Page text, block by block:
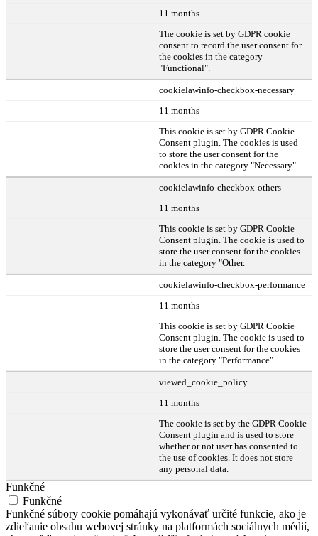
11 months
The cookie is set by GDPR cookie
consent to record the user consent for
the cookies in the category
"Functional".
cookielawinfo-checkbox-necessary
11 months
This cookie is set by GDPR Cookie
Consent plugin. The cookies is used
to store the user consent for the
cookies in the category "Necessary".
cookielawinfo-checkbox-others
11 months
This cookie is set by GDPR Cookie
Consent plugin. The cookie is used to
store the user consent for the cookies
in the category "Other.
cookielawinfo-checkbox-performance
11 months
This cookie is set by GDPR Cookie
Consent plugin. The cookie is used to
store the user consent for the cookies
in the category "Performance".
viewed_cookie_policy
11 months
The cookie is set by the GDPR Cookie
Consent plugin and is used to store
whether or not user has consented to
the use of cookies. It does not store
any personal data.
Funkčné
Funkčné
Funkčné súbory cookie pomáhajú vykonávať určité funkcie, ako je
zdieľanie obsahu webovej stránky na platformách sociálnych médií,